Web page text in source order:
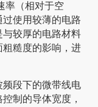
率（相对于空
使用较薄的电路
较厚的电路材料
糙度的影响，进
段下的微带线电
制的导体宽度，